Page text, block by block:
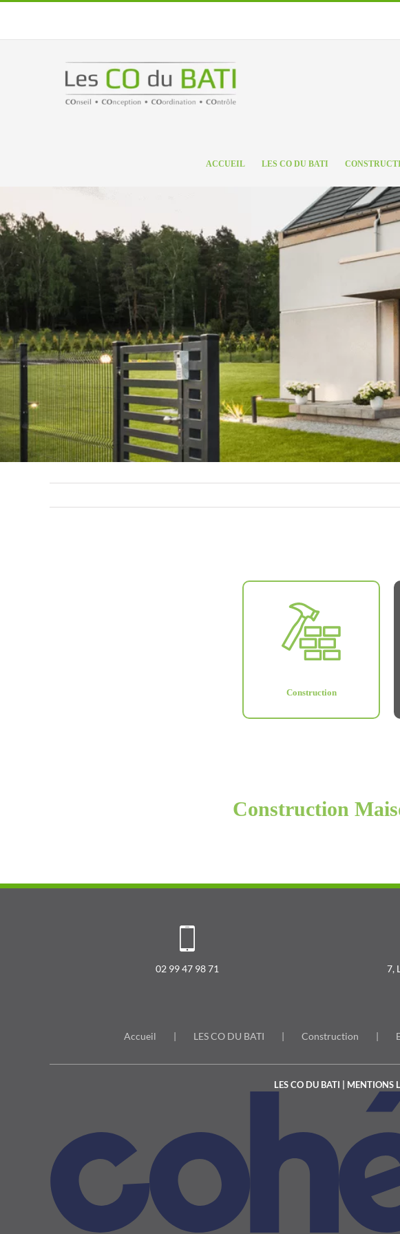
ACCUEIL LES CO DU BATI
Construction
Construction
02 99 47 98 71 7,
Accueil LES CO DU BATI Construction
LES CO DU BATI MENTIONS